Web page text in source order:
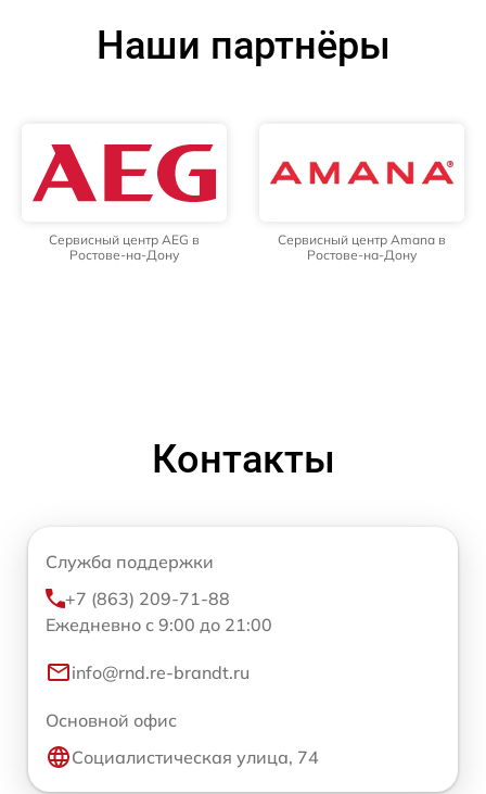
Наши партнёры
Сервисный центр AEG в
Ростове-на-Дону
Сервисный центр Amana в
Ростове-на-Дону
Контакты
Служба поддержки
+7 (863) 209-71-88
Ежедневно с 9:00 до 21:00
info@rnd.re-brandt.ru
Основной офис
Социалистическая улица, 74